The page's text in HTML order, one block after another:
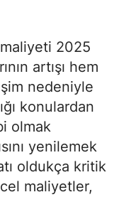
2025
artışı hem
nedeniyle
konulardan
olmak
yenilemek
oldukça kritik
maliyetler,